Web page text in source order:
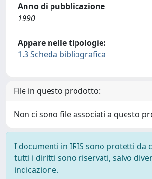
Anno di pubblicazione
1990
Appare nelle tipologie:
1.3 Scheda bibliografica
File in questo prodotto:
Non ci sono file associati a questo
I documenti in IRIS sono protetti da
tutti i diritti sono riservati, salvo
indicazione.